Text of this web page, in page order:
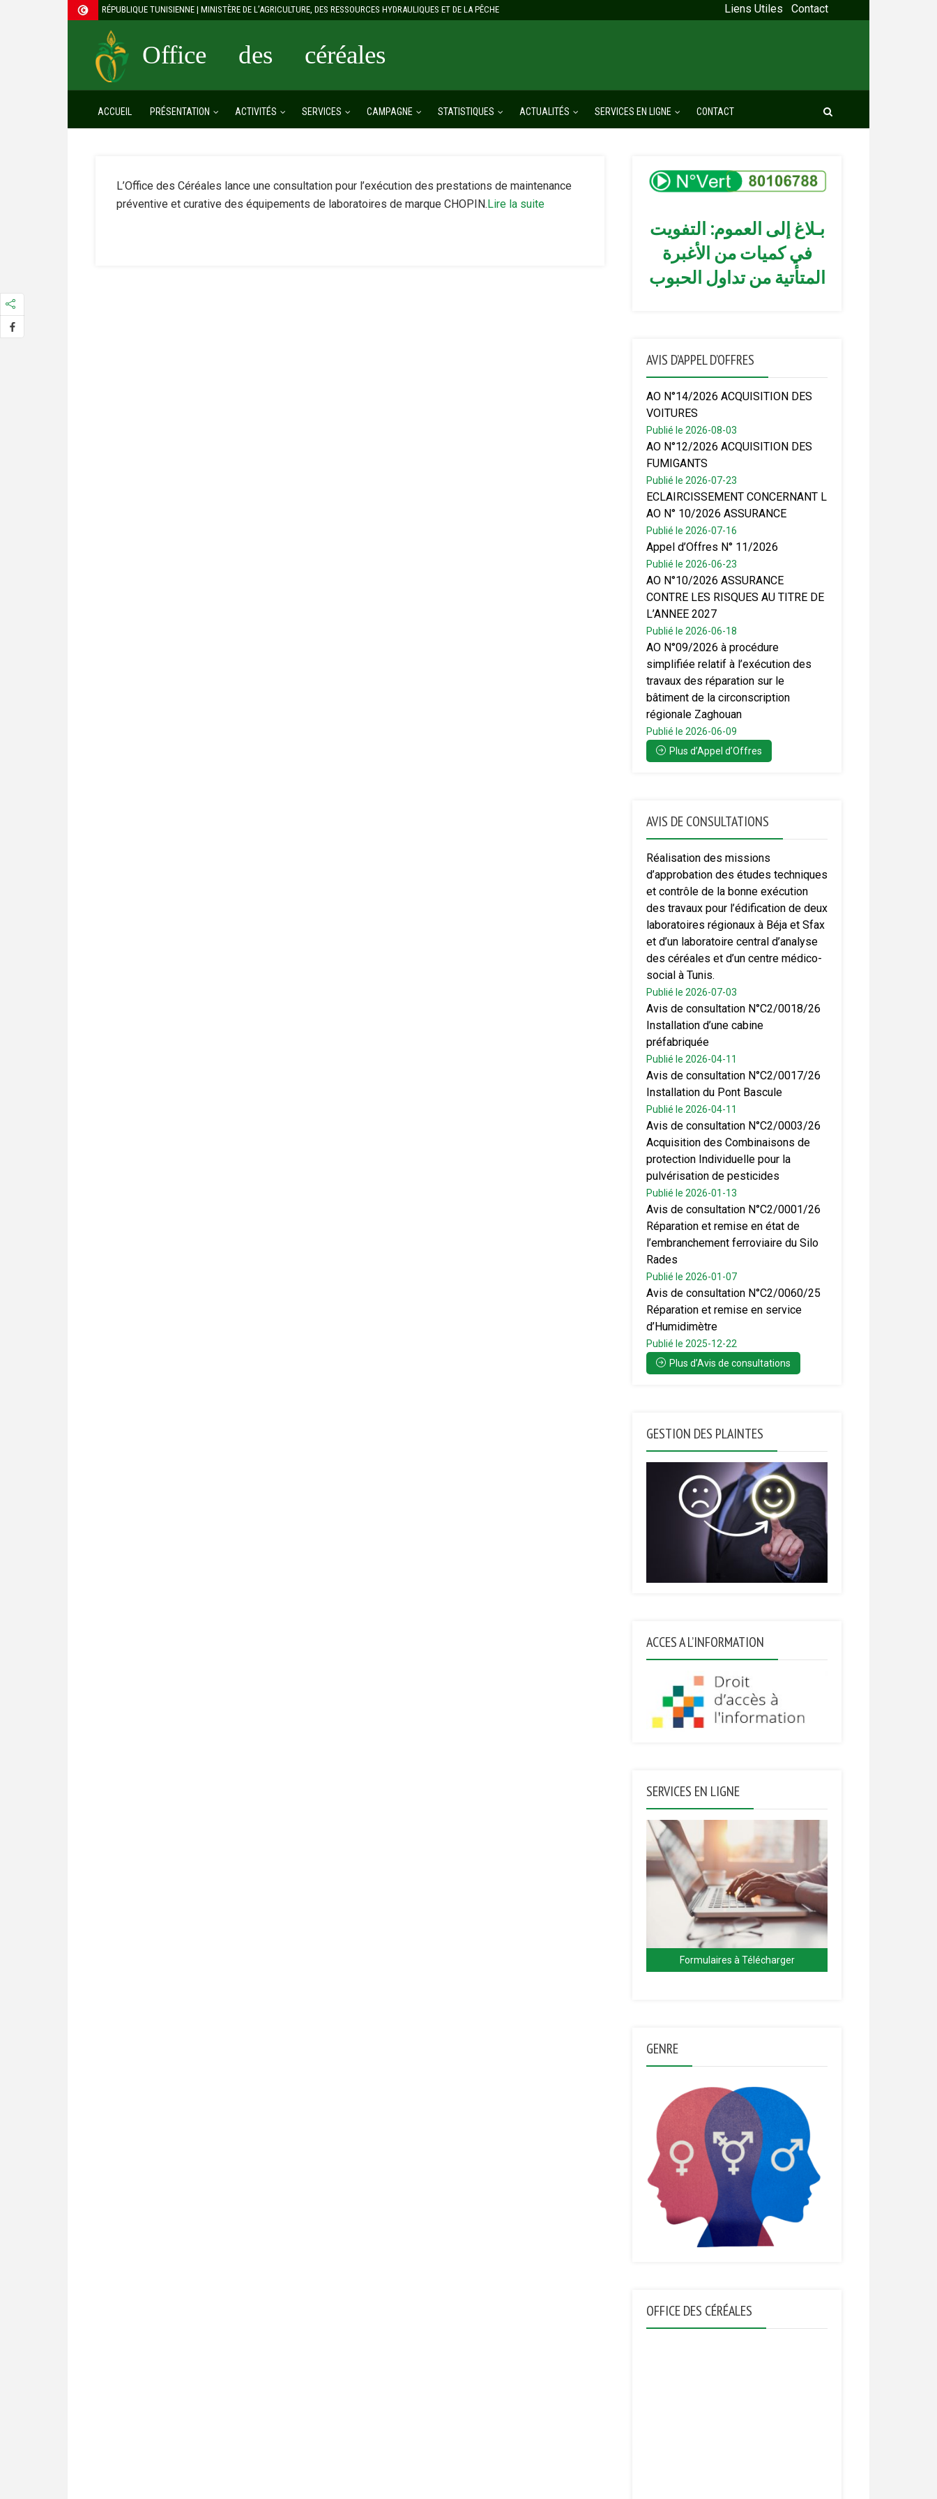
RÉPUBLIQUE TUNISIENNE | MINISTÈRE DE L’AGRICULTURE, DES RESSOURCES HYDRAULIQUES ET DE LA PÊCHE Liens Utiles Contact
Office des céréales
ACCUEIL PRÉSENTATION ACTIVITÉS SERVICES CAMPAGNE STATISTIQUES ACTUALITÉS SERVICES EN LIGNE CONTACT
L’Office des Céréales lance une consultation pour l’exécution des prestations de maintenance
préventive et curative des équipements de laboratoires de marque CHOPIN.Lire la suite
بـلاغ إلى العموم: التفويت
في كميات من الأغبرة
المتأتية من تداول الحبوب
AVIS D’APPEL D’OFFRES
AO N°14/2026 ACQUISITION DES
VOITURES
Publié le 2026-08-03
AO N°12/2026 ACQUISITION DES
FUMIGANTS
Publié le 2026-07-23
ECLAIRCISSEMENT CONCERNANT L
AO N° 10/2026 ASSURANCE
Publié le 2026-07-16
Appel d’Offres N° 11/2026
Publié le 2026-06-23
AO N°10/2026 ASSURANCE
CONTRE LES RISQUES AU TITRE DE
L’ANNEE 2027
Publié le 2026-06-18
AO N°09/2026 à procédure
simplifiée relatif à l’exécution des
travaux des réparation sur le
bâtiment de la circonscription
régionale Zaghouan
Publié le 2026-06-09
Plus d’Appel d’Offres
AVIS DE CONSULTATIONS
Réalisation des missions
d’approbation des études techniques
et contrôle de la bonne exécution
des travaux pour l’édification de deux
laboratoires régionaux à Béja et Sfax
et d’un laboratoire central d’analyse
des céréales et d’un centre médico-
social à Tunis.
Publié le 2026-07-03
Avis de consultation N°C2/0018/26
Installation d’une cabine
préfabriquée
Publié le 2026-04-11
Avis de consultation N°C2/0017/26
Installation du Pont Bascule
Publié le 2026-04-11
Avis de consultation N°C2/0003/26
Acquisition des Combinaisons de
protection Individuelle pour la
pulvérisation de pesticides
Publié le 2026-01-13
Avis de consultation N°C2/0001/26
Réparation et remise en état de
l’embranchement ferroviaire du Silo
Rades
Publié le 2026-01-07
Avis de consultation N°C2/0060/25
Réparation et remise en service
d’Humidimètre
Publié le 2025-12-22
Plus d’Avis de consultations
GESTION DES PLAINTES
ACCES A L’INFORMATION
SERVICES EN LIGNE
Formulaires à Télécharger
GENRE
OFFICE DES CÉRÉALES